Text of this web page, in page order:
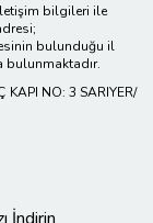
bilgileri ile
bulunduğu il
bulunmaktadır.
KAPI NO: 3 SARIYER/